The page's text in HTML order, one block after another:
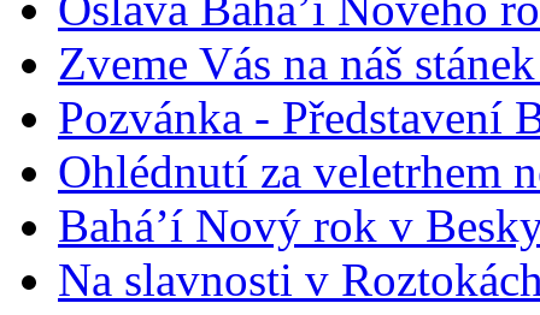
Zveme Vás na náš
Pozvánka - Představení
Ohlédnutí za veletrhem
Bahá’í Nový rok v
Na slavnosti v